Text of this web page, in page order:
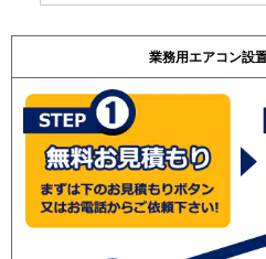
業務用エアコン設